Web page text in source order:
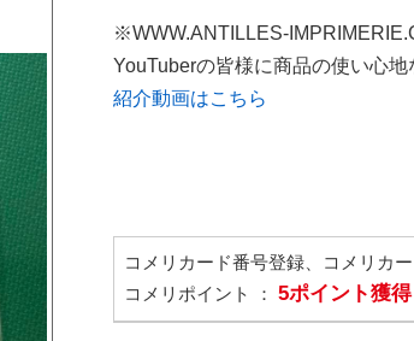
※WWW.ANTILLES-
YouTuberの皆様に商品の使い心
紹介動画はこちら
コメリカード番号登録、コメリカ
コメリポイント ： 5ポイント獲得